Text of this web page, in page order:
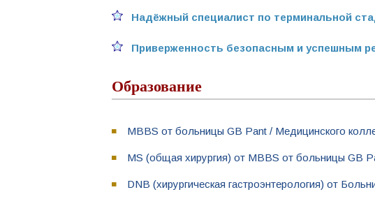
Надёжный специалист по терминальной
Приверженность безопасным и успешным
Образование
MBBS от больницы GB Pant / Медицинского
MS (общая хирургия) от MBBS от больницы GB
DNB (хирургическая гастроэнтерология) от